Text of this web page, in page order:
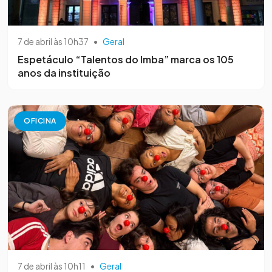
7 de abril às 10h37 • Geral
Espetáculo “Talentos do Imba” marca os 105
anos da instituição
OFICINA
7 de abril às 10h11 • Geral